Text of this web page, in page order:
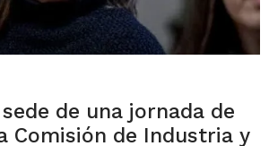
de una jornada de
Comisión de Industria y